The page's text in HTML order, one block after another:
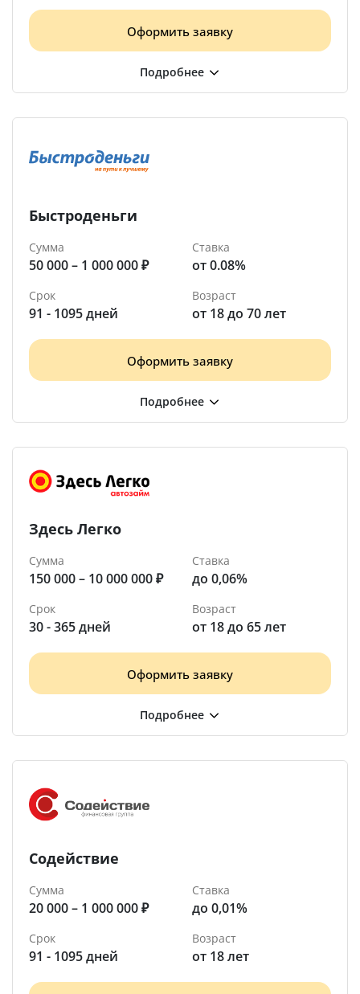
Оформить заявку
Быстроденьги
Сумма
50 000 – 1 000 000 ₽
Ставка
от 0.08%
Срок
91 - 1095 дней
Возраст
от 18 до 70 лет
Оформить заявку
Здесь Легко
Сумма
150 000 – 10 000 000 ₽
Ставка
до 0,06%
Срок
30 - 365 дней
Возраст
от 18 до 65 лет
Оформить заявку
Содействие
Сумма
20 000 – 1 000 000 ₽
Ставка
до 0,01%
Срок
91 - 1095 дней
Возраст
от 18 лет